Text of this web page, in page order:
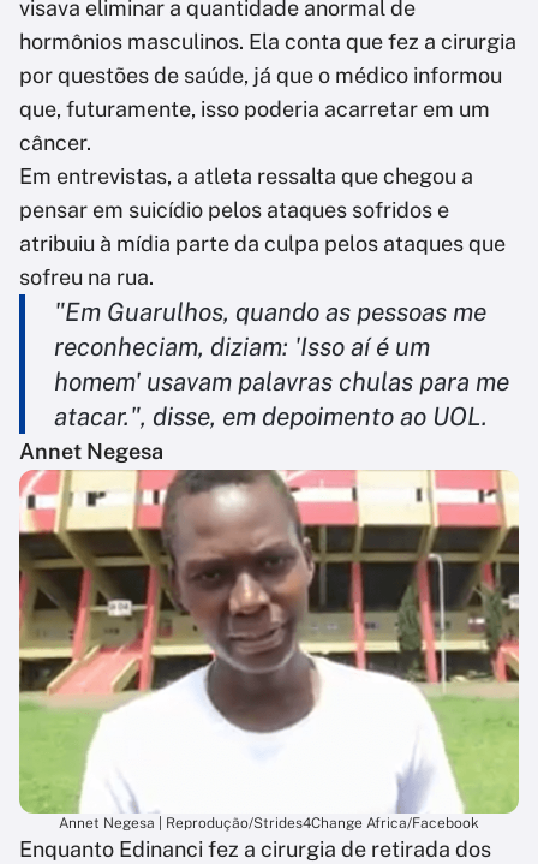
visava eliminar a quantidade anormal de
hormônios masculinos. Ela conta que fez a cirurgia
por questões de saúde, já que o médico informou
que, futuramente, isso poderia acarretar em um
câncer.
Em entrevistas, a atleta ressalta que chegou a
pensar em suicídio pelos ataques sofridos e
atribuiu à mídia parte da culpa pelos ataques que
sofreu na rua.
"Em Guarulhos, quando as pessoas me
reconheciam, diziam: 'Isso aí é um
homem' usavam palavras chulas para me
atacar.", disse, em depoimento ao UOL.
Annet Negesa
Annet Negesa | Reprodução/Strides4Change Africa/Facebook
Enquanto Edinanci fez a cirurgia de retirada dos